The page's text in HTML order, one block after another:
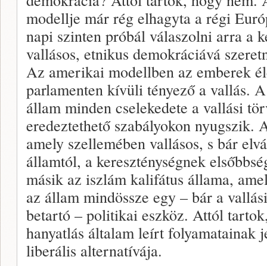
modellje már rég elhagyta a régi
napi szinten próbál válaszolni arra a
vallásos, etnikus demokráciává
Az amerikai modellben az emberek
parlamenten kívüli tényező a vallás.
állam minden cselekedete a vallási
eredeztethető szabályokon nyugszik.
amely szellemében vallásos, s bár
államtól, a kereszténységnek
másik az iszlám kalifátus állama,
az állam mindössze egy – bár a
betartó – politikai eszköz. Attól
hanyatlás általam leírt folyamatainak
liberális alternatívája.